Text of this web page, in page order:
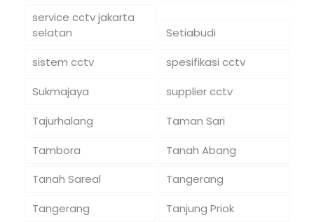
service cctv jakarta
selatan
Setiabudi
sistem cctv
spesifikasi cctv
Sukmajaya
supplier cctv
Tajurhalang
Taman Sari
Tambora
Tanah Abang
Tanah Sareal
Tangerang
Tangerang
Tanjung Priok